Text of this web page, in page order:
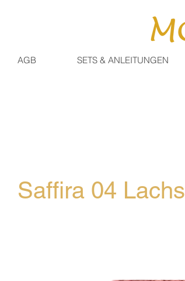
AGB SETS & ANLEITUNGEN
Saffira 04 Lachs